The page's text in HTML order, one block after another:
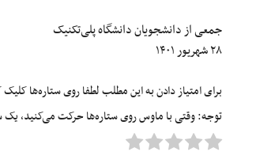
جمعی از دانشجویان دانشگاه پلی‌تکنیک
۲۸ شهریور ۱۴۰۱
برای امتیاز دادن به این مطلب لطفا روی ستاره‌ها
توجه: وقتی با ماوس روی ستاره‌ها حرکت می‌کنید، یک